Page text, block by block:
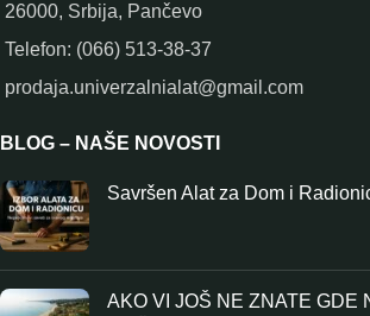
26000, Srbija, Pančevo
Telefon: (066) 513-38-37
prodaja.univerzalnialat@gmail.com
BLOG – NAŠE NOVOSTI
Savršen Alat za Dom i
AKO VI JOŠ NE ZNATE GDE